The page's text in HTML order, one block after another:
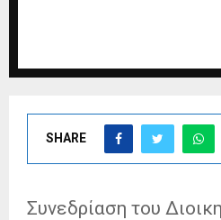
SHARE
Συνεδρίαση του